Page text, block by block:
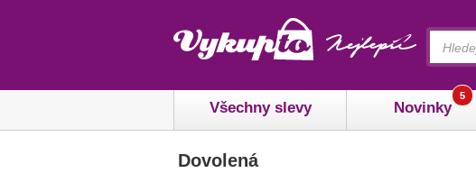
Všechny slevy Novinky
5
Dovolená